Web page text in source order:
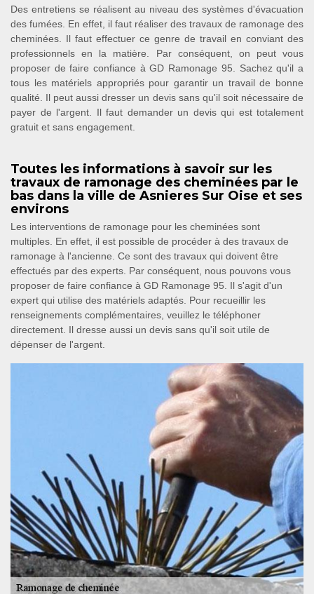
Des entretiens se réalisent au niveau des systèmes d'évacuation
des fumées. En effet, il faut réaliser des travaux de ramonage des
cheminées. Il faut effectuer ce genre de travail en conviant des
professionnels en la matière. Par conséquent, on peut vous
proposer de faire confiance à GD Ramonage 95. Sachez qu'il a
tous les matériels appropriés pour garantir un travail de bonne
qualité. Il peut aussi dresser un devis sans qu'il soit nécessaire de
payer de l'argent. Il faut demander un devis qui est totalement
gratuit et sans engagement.
Toutes les informations à savoir sur les
travaux de ramonage des cheminées par le
bas dans la ville de Asnieres Sur Oise et ses
environs
Les interventions de ramonage pour les cheminées sont
multiples. En effet, il est possible de procéder à des travaux de
ramonage à l'ancienne. Ce sont des travaux qui doivent être
effectués par des experts. Par conséquent, nous pouvons vous
proposer de faire confiance à GD Ramonage 95. Il s'agit d'un
expert qui utilise des matériels adaptés. Pour recueillir les
renseignements complémentaires, veuillez le téléphoner
directement. Il dresse aussi un devis sans qu'il soit utile de
dépenser de l'argent.